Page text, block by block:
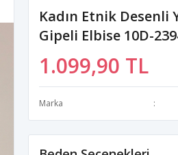
Kadın Etnik Desenli
Gipeli Elbise 10D-
1.099,90 TL
Marka